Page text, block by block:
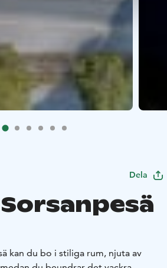
Dela
kan du bo i stiliga rum, njuta av